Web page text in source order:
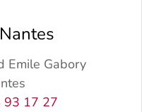
Emile Gabory
93 17 27